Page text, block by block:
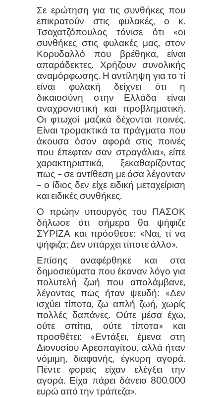
Σε ερώτηση για τις συνθήκες που
επικρατούν στις φυλακές, ο κ.
Τσοχατζόπουλος τόνισε ότι «οι
συνθήκες στις φυλακές μας, στον
Κορυδαλλό που βρέθηκα, είναι
απαράδεκτες. Χρήζουν συνολικής
αναμόρφωσης. Η αντίληψη για το τί
είναι φυλακή δείχνει ότι η
δικαιοσύνη στην Ελλάδα είναι
αναχρονιστική και προβληματική.
Οι φτωχοί μαζικά δέχονται ποινές.
Είναι τρομακτικά τα πράγματα που
άκουσα όσον αφορά στις ποινές
που έπεφταν σαν στραγάλια», είπε
χαρακτηριστικά, ξεκαθαρίζοντας
πως – σε αντίθεση με όσα λέγονταν
– ο ίδιος δεν είχε ειδική μεταχείριση
και ειδικές συνθήκες.
Ο πρώην υπουργός του ΠΑΣΟΚ
δήλωσε ότι σήμερα θα ψήφιζε
ΣΥΡΙΖΑ και πρόσθεσε: «Ναι, τί να
ψήφιζα; Δεν υπάρχει τίποτε άλλο».
Επίσης αναφέρθηκε και στα
δημοσιεύματα που έκαναν λόγο για
πολυτελή ζωή που απολάμβανε,
λέγοντας πως ήταν ψευδή: «Δεν
ισχύει τίποτα, ζω απλή ζωή, χωρίς
πολλές δαπάνες. Ούτε μέσα έχω,
ούτε σπίτια, ούτε τίποτα» και
προσθέτει: «Εντάξει, έμενα στη
Διονυσίου Αρεοπαγίτου, αλλά ήταν
νόμιμη, διαφανής, έγκυρη αγορά.
Πέντε φορείς είχαν ελέγξει την
αγορά. Είχα πάρει δάνειο 800.000
ευρώ από την τράπεζα».